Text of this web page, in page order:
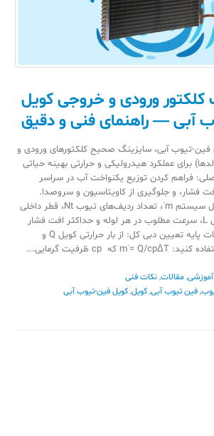
کلکتور ورودی و خروجی کویل
آبی — راهنمای فنی و دقیق
فین-تیوب آبی، سایزینگ صحیح کلکتورهای ورودی و
برای عملکرد هیدرولیکی و حرارتی بهینه حیاتی
فراهم کردن توزیع یکنواخت آب در سراسر
فشار، و جلوگیری از کاویتاسیون و سروصدا.
پارامترهای کلیدی: دبی کل سیستم m˙، تعداد ردیف‌های تیوب Nt​، قطر داخلی
تیوب dt​، طول فعال کویل L، سرعت مطلوب در هر لوله و حداکثر افت فشار
مجاز در کلکتورها. محاسبات پایه تعیین دبی کل: از بار حرارتی کویل Q و
آموزشی,مقالات,نکات فنی
,فین تیوب آبی,کویل,کویل فین-تیوب آبی